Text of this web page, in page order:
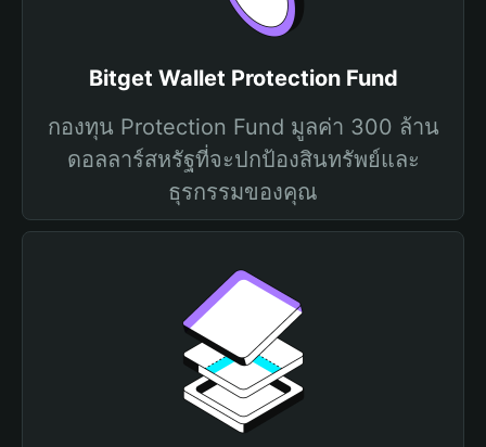
Bitget Wallet Protection Fund
กองทุน Protection Fund มูลค่า 300 ล้าน
ดอลลาร์สหรัฐที่จะปกป้องสินทรัพย์และ
ธุรกรรมของคุณ